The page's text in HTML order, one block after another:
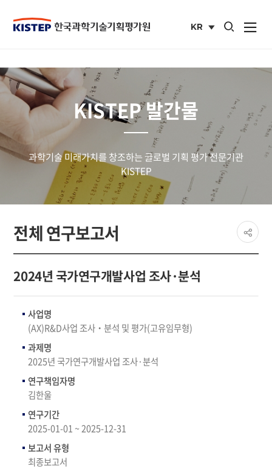
KR
통합검색 열기
사이트맵
KISTEP 발간물
과학기술 미래가치를 창조하는 글로벌 기획 평가 전문기관
KISTEP
전체 연구보고서
페이지
공유
share
2024년 국가연구개발사업 조사·분석
사업명
(AX)R&D사업 조사‧분석 및 평가(고유임무형)
과제명
2025년 국가연구개발사업 조사·분석
연구책임자명
김한울
연구기간
2025-01-01 ~ 2025-12-31
보고서 유형
최종보고서